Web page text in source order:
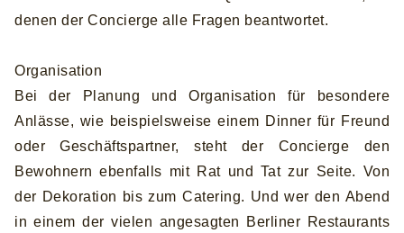
denen der Concierge alle Fragen beantwortet.
Organisation
Bei der Planung und Organisation für besondere
Anlässe, wie beispielsweise einem Dinner für Freund
oder Geschäftspartner, steht der Concierge den
Bewohnern ebenfalls mit Rat und Tat zur Seite. Von
der Dekoration bis zum Catering. Und wer den Abend
in einem der vielen angesagten Berliner Restaurants